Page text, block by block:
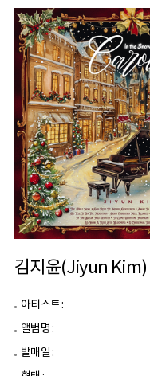
김지윤(Jiyun
아티스트 :
앨범명 :
발매일 :